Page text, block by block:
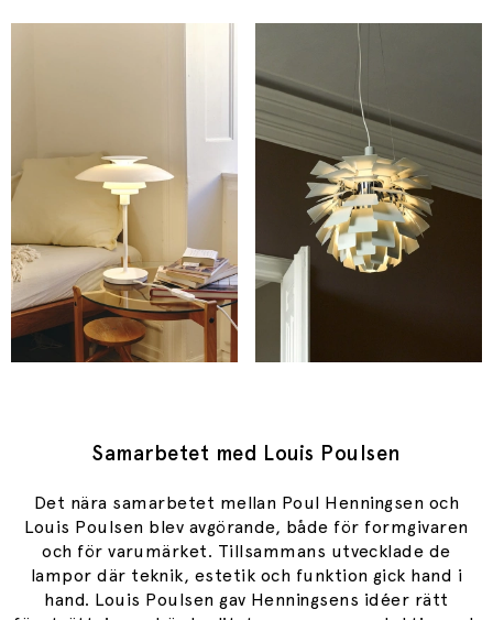
Samarbetet med Louis Poulsen
Det nära samarbetet mellan Poul Henningsen och
Louis Poulsen blev avgörande, både för formgivaren
och för varumärket. Tillsammans utvecklade de
lampor där teknik, estetik och funktion gick hand i
hand. Louis Poulsen gav Henningsens idéer rätt